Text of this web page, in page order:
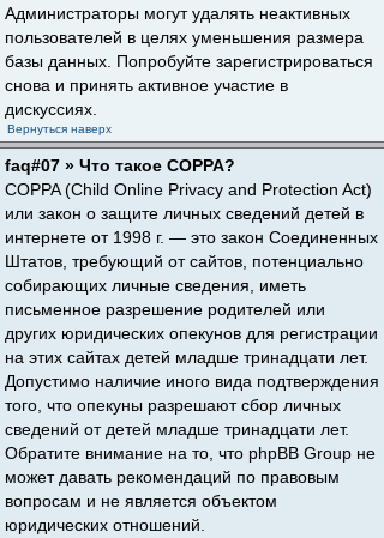
Администраторы могут удалять неактивных
пользователей в целях уменьшения размера
базы данных. Попробуйте зарегистрироваться
снова и принять активное участие в
дискуссиях.
Вернуться наверх
faq#07 » Что такое COPPA?
COPPA (Child Online Privacy and Protection Act)
или закон о защите личных сведений детей в
интернете от 1998 г. — это закон Соединенных
Штатов, требующий от сайтов, потенциально
собирающих личные сведения, иметь
письменное разрешение родителей или
других юридических опекунов для регистрации
на этих сайтах детей младше тринадцати лет.
Допустимо наличие иного вида подтверждения
того, что опекуны разрешают сбор личных
сведений от детей младше тринадцати лет.
Обратите внимание на то, что phpBB Group не
может давать рекомендаций по правовым
вопросам и не является объектом
юридических отношений.